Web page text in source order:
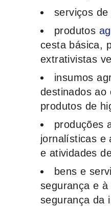
serviços de
produtos
cesta básica,
extrativistas
insumos
destinados ao
produtos de
produções
jornalísticas e
e atividades
bens e
segurança e
segurança da